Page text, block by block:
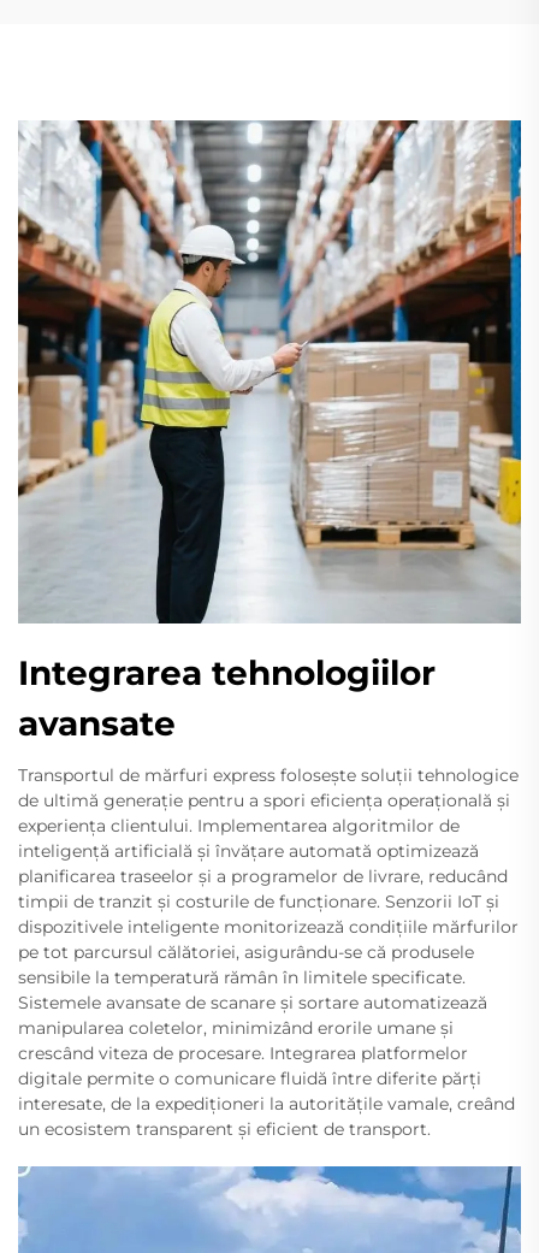
Integrarea tehnologiilor
avansate
Transportul de mărfuri express folosește soluții tehnologice
de ultimă generație pentru a spori eficiența operațională și
experiența clientului. Implementarea algoritmilor de
inteligență artificială și învățare automată optimizează
planificarea traseelor și a programelor de livrare, reducând
timpii de tranzit și costurile de funcționare. Senzorii IoT și
dispozitivele inteligente monitorizează condițiile mărfurilor
pe tot parcursul călătoriei, asigurându-se că produsele
sensibile la temperatură rămân în limitele specificate.
Sistemele avansate de scanare și sortare automatizează
manipularea coletelor, minimizând erorile umane și
crescând viteza de procesare. Integrarea platformelor
digitale permite o comunicare fluidă între diferite părți
interesate, de la expediționeri la autoritățile vamale, creând
un ecosistem transparent și eficient de transport.